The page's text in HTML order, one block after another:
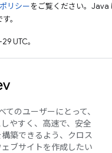
リシーをご覧ください。
。
UTC。
てのユーザーにとって、
やすく、高速で、安全
築できるよう、クロス
ブサイトを作成したい